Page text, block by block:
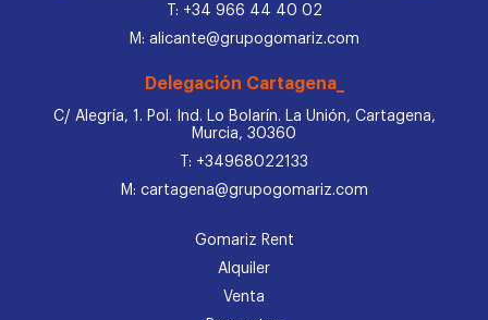
T: +34 966 44 40 02
M: alicante@grupogomariz.com
Delegación Cartagena_
C/ Alegría, 1. Pol. Ind. Lo Bolarín. La Unión, Cartagena,
Murcia, 30360
T: +34968022133
M: cartagena@grupogomariz.com
Gomariz Rent
Alquiler
Venta